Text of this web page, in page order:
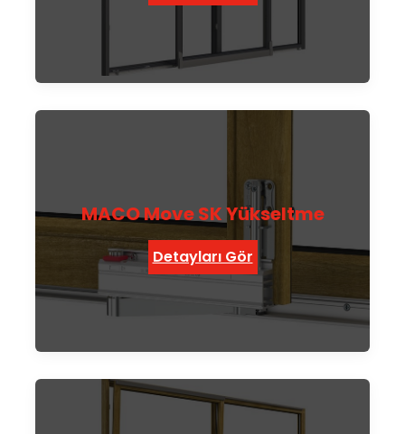
MACO Move SK Yükseltme
Detayları Gör